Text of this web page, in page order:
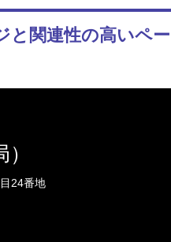
と関連性の高いペ
24番地